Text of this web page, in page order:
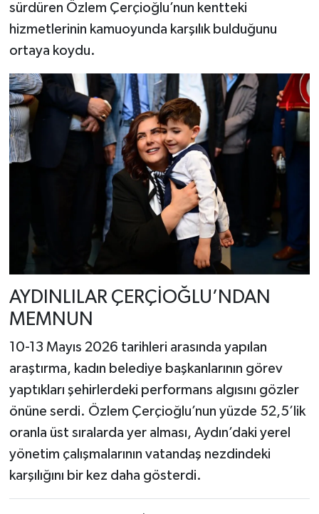
sürdüren Özlem Çerçioğlu’nun kentteki
hizmetlerinin kamuoyunda karşılık bulduğunu
ortaya koydu.
AYDINLILAR ÇERÇİOĞLU’NDAN
MEMNUN
10-13 Mayıs 2026 tarihleri arasında yapılan
araştırma, kadın belediye başkanlarının görev
yaptıkları şehirlerdeki performans algısını gözler
önüne serdi. Özlem Çerçioğlu’nun yüzde 52,5’lik
oranla üst sıralarda yer alması, Aydın’daki yerel
yönetim çalışmalarının vatandaş nezdindeki
karşılığını bir kez daha gösterdi.